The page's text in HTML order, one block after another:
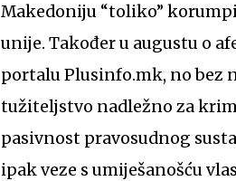
Makedoniju “toliko”
unije. Također u augustu o
portalu Plusinfo.mk, no bez
tužiteljstvo nadležno za
pasivnost pravosudnog
ipak veze s umiješanošću